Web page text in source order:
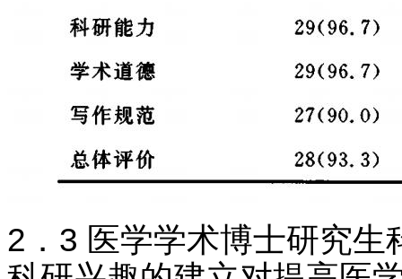
2．3 医学学术博士研究生